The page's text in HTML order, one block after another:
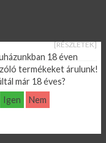
18 éven
termékeket árulunk!
már 18 éves?
Igen
Nem
[RÉSZLETEK]